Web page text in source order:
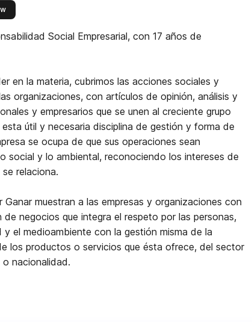
this publisher
Social Empresarial, con 17 años de
en la materia, cubrimos las acciones sociales y
organizaciones, con artículos de opinión, análisis y
y empresarios que se unen al creciente grupo
útil y necesaria disciplina de gestión y forma de
se ocupa de que sus operaciones sean
social y lo ambiental, reconociendo los intereses de
relaciona.
Ganar muestran a las empresas y organizaciones con
negocios que integra el respeto por las personas,
el medioambiente con la gestión misma de la
los productos o servicios que ésta ofrece, del sector
nacionalidad.